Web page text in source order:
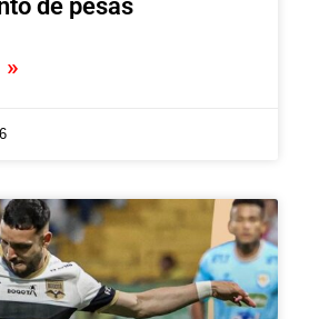
de pesas